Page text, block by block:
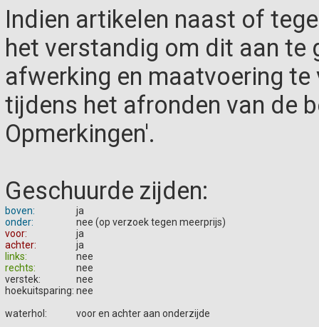
Indien artikelen naast of
het verstandig om dit aan te
afwerking en maatvoering
tijdens het afronden van de
Opmerkingen'.
Geschuurde zijden:
boven:
ja
onder:
nee (op verzoek tegen meerprijs)
voor:
ja
achter:
ja
links:
nee
rechts:
nee
verstek:
nee
hoekuitsparing: nee
waterhol:
voor en achter aan onderzijde